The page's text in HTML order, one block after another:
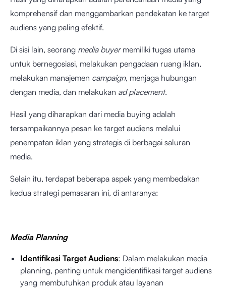
komprehensif dan menggambarkan pendekatan ke target
audiens yang paling efektif.
Di sisi lain, seorang media buyermemiliki tugas utama
untuk bernegosiasi, melakukan pengadaan ruang iklan,
melakukan manajemen campaign, menjaga hubungan
dengan media, dan melakukan ad placement.
Hasil yang diharapkan dari media buying adalah
tersampaikannya pesan ke target audiens melalui
penempatan iklan yang strategis di berbagai saluran
media.
Selain itu, terdapat beberapa aspek yang membedakan
kedua strategi pemasaran ini, di antaranya:
Media Planning
Identifikasi Target Audiens: Dalam melakukan media
planning, penting untuk mengidentifikasi target audiens
yang membutuhkan produk atau layanan